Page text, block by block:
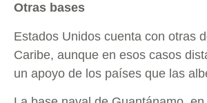
Otras bases
Estados Unidos cuenta con otras
Caribe, aunque en esos casos
un apoyo de los países que las